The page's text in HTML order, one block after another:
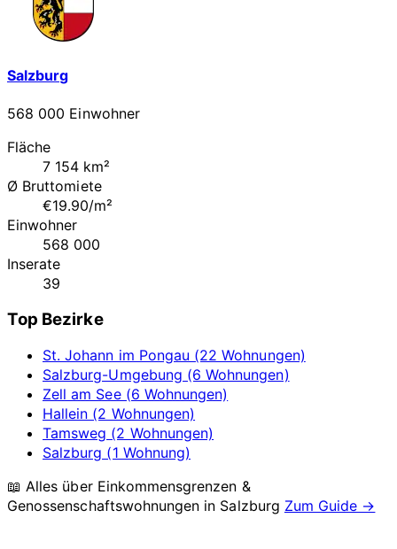
Salzburg
568 000 Einwohner
Fläche
7 154 km²
Ø Bruttomiete
€19.90/m²
Einwohner
568 000
Inserate
39
Top Bezirke
St. Johann im Pongau (22 Wohnungen)
Salzburg-Umgebung (6 Wohnungen)
Zell am See (6 Wohnungen)
Hallein (2 Wohnungen)
Tamsweg (2 Wohnungen)
Salzburg (1 Wohnung)
📖 Alles über Einkommensgrenzen &
Genossenschaftswohnungen in Salzburg Zum Guide →